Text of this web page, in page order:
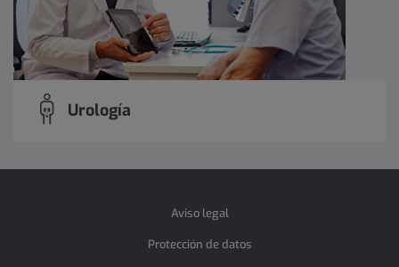
Urología
Aviso legal
Protección de datos